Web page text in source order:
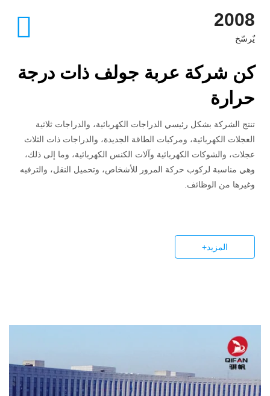
2008
يٌرسّخ
كن شركة عربة جولف ذات درجة
حرارة
تنتج الشركة بشكل رئيسي الدراجات الكهربائية، والدراجات ثلاثية
العجلات الكهربائية، ومركبات الطاقة الجديدة، والدراجات ذات الثلاث
عجلات، والشوكات الكهربائية وآلات الكنس الكهربائية، وما إلى ذلك،
وهي مناسبة لركوب حركة المرور للأشخاص، وتحميل النقل، والترفيه
وغيرها من الوظائف.
المزيد+